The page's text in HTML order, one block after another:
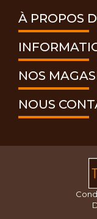
À PROPOS
NOS
NOUS